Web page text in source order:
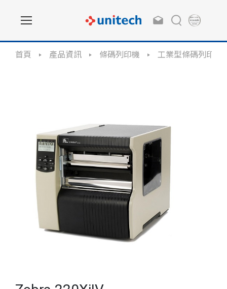
首頁 產品資訊 條碼列印機 工業型條碼列印機